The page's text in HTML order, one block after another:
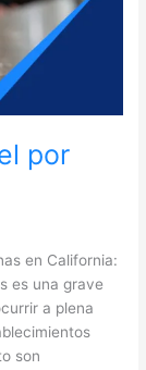
por
en California:
es una grave
a plena
son